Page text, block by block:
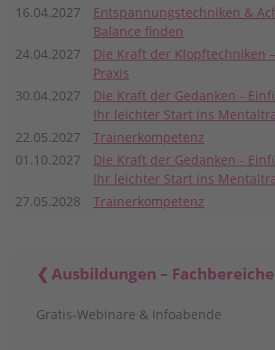
16.04.2027
Entspannungstechniken &
Balance finden
24.04.2027
Die Kraft der Klopftechniken
Praxis
30.04.2027
Die Kraft der Gedanken -
Ihr leichter Start ins
22.05.2027
Trainerkompetenz
01.10.2027
Die Kraft der Gedanken -
Ihr leichter Start ins
27.05.2028
Trainerkompetenz
Ausbildungen – Fachbereiche
Gratis-Webinare & Infoabende